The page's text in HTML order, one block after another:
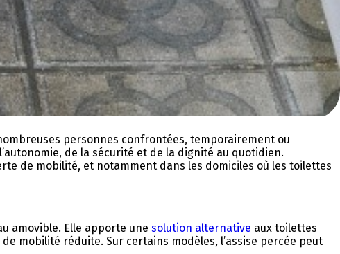
personnes confrontées, temporairement ou
de la sécurité et de la dignité au quotidien.
de mobilité, et notamment dans les domiciles où les toilettes
amovible. Elle apporte une solution alternative aux toilettes
de mobilité réduite. Sur certains modèles, l’assise percée peut